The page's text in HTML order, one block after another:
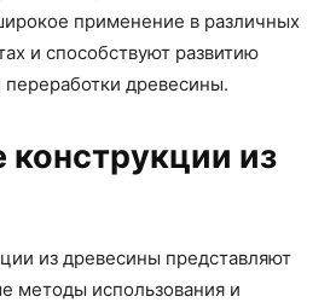
применение в различных
и способствуют развитию
древесины.
из
из древесины представляют
методы использования и